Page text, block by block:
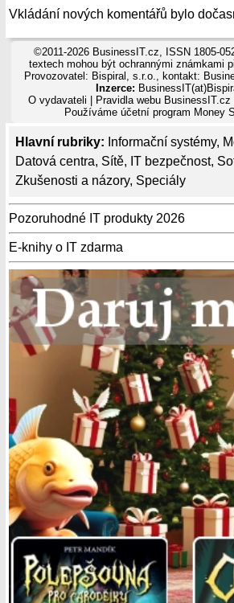
Hlavní rubriky: Informační systémy,
Datová centra, Sítě, IT bezpečnost,
Zkušenosti a názory, Speciály
Pozoruhodné IT produkty 2026
E-knihy o IT zdarma
Vkládání nových komentářů bylo
©2011-2026 BusinessIT.cz, ISSN 1805-
textech mohou být ochrannými známkami
Provozovatel: Bispiral, s.r.o., kontakt:
Inzerce:
O vydavateli
Pravidla webu
Používáme účetní program Money